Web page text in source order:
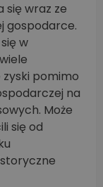
się wraz ze
gospodarce.
w
pomimo
na
Może
się od